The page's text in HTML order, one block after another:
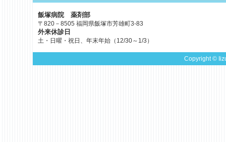
飯塚病院 薬剤部
〒820－8505 福岡県飯塚市芳雄町3-83
外来休診日
土・日曜・祝日、年末年始（12/30～1/3）
Copyright ©